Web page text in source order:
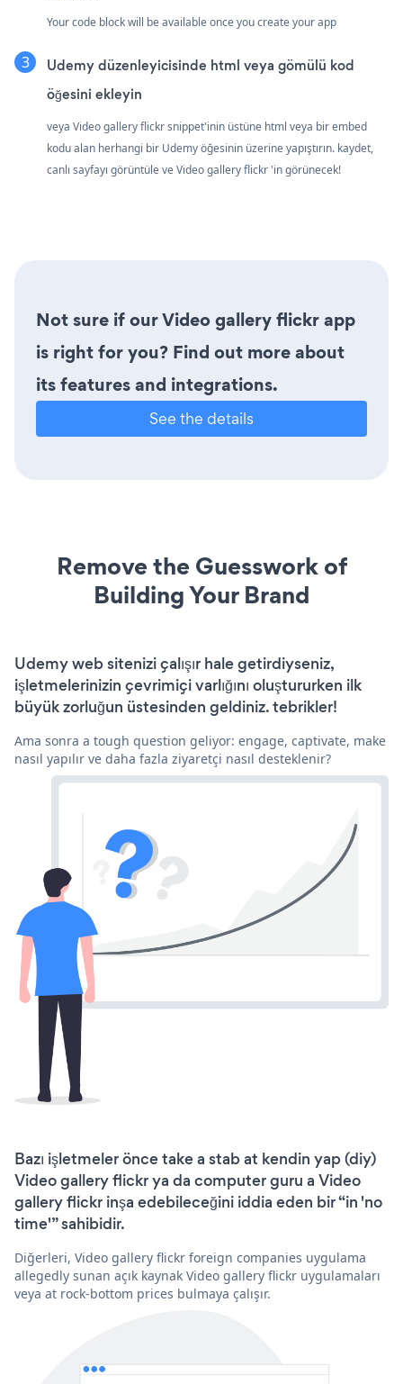
Your code block will be available once you create your app
Udemy düzenleyicisinde html veya gömülü kod
öğesini ekleyin
veya Video gallery flickr snippet'inin üstüne html veya bir embed
kodu alan herhangi bir Udemy öğesinin üzerine yapıştırın. kaydet,
canlı sayfayı görüntüle ve Video gallery flickr 'in görünecek!
Not sure if our Video gallery flickr app
is right for you? Find out more about
its features and integrations.
See the details
Remove the Guesswork of
Building Your Brand
Udemy web sitenizi çalışır hale getirdiyseniz,
işletmelerinizin çevrimiçi varlığını oluştururken ilk
büyük zorluğun üstesinden geldiniz. tebrikler!
Ama sonra a tough question geliyor: engage, captivate, make
nasıl yapılır ve daha fazla ziyaretçi nasıl desteklenir?
Bazı işletmeler önce take a stab at kendin yap (diy)
Video gallery flickr ya da computer guru a Video
gallery flickr inşa edebileceğini iddia eden bir “in 'no
time'” sahibidir.
Diğerleri, Video gallery flickr foreign companies uygulama
allegedly sunan açık kaynak Video gallery flickr uygulamaları
veya at rock-bottom prices bulmaya çalışır.